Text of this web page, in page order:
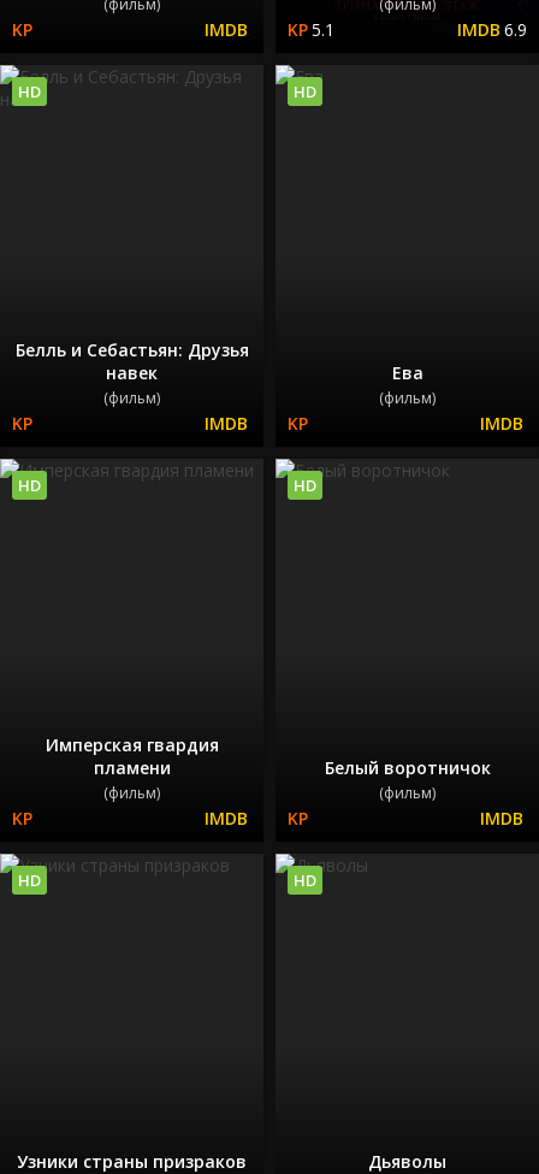
5.1 6.9
Белль и Себастьян: Друзья
навек
(фильм)
HD
Ева
(фильм)
HD
Имперская гвардия
пламени
(фильм)
HD
Белый воротничок
(фильм)
HD
Узники страны призраков
HD
Дьяволы
HD